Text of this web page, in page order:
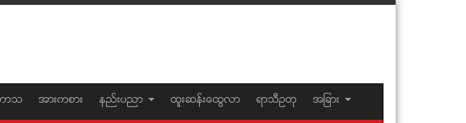
ာသ အားကစား နည္းပညာ ထူးဆန္းေထြလာ ရာသီဥတု အျခား